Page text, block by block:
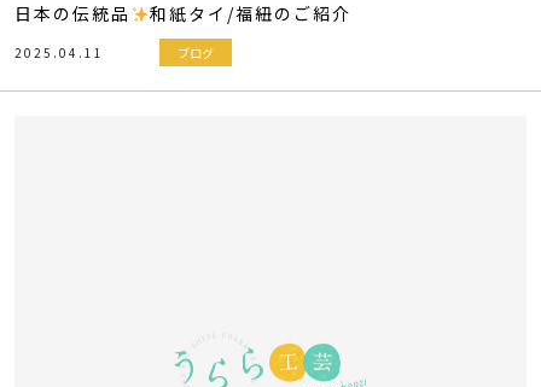
日本の伝統品 和紙タイ/福紐のご紹介
2025.04.11 ブログ